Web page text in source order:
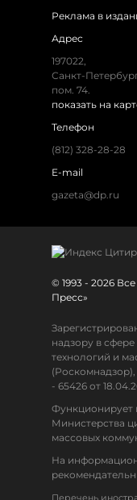
Реклама в
Адрес
197022,
Санкт-
пом. 74.
показать на
Телефон
(812) 328-28-28
E-mail
gazeta@dp.ru
© 1993 - 2026
Пресс»
надзору в
технологий и
- 65426 от
Функционирует
Министерства
массовых
На
Перечень